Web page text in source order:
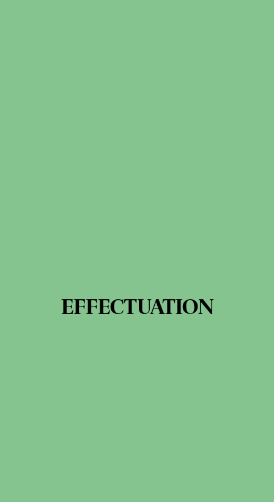
EFFECTUATION